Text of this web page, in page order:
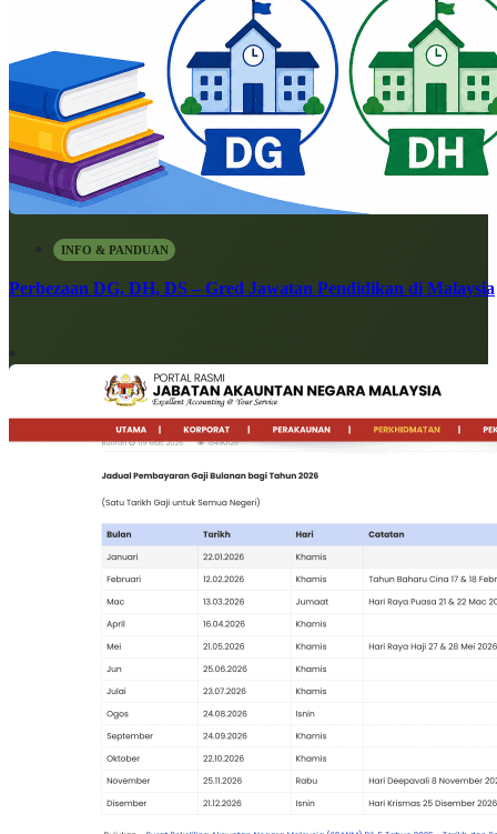
INFO & PANDUAN
Perbezaan DG, DH, DS – Gred Jawatan Pendidikan di Malaysia